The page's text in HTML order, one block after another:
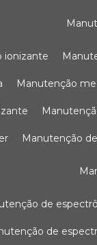
ionizante
manutenção
manutenção
de
de